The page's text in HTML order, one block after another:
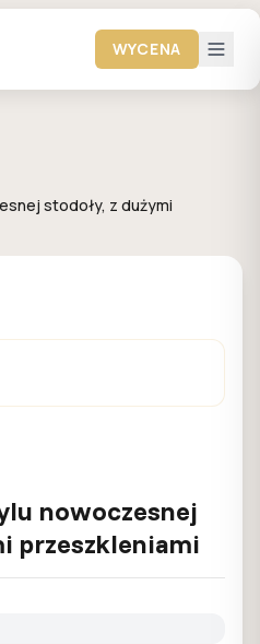
WYCENA
stodoły, z dużymi
nowoczesnej
przeszkleniami